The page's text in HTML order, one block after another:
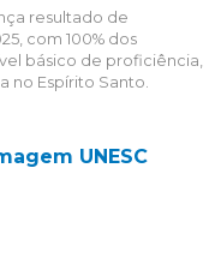
resultado de
com 100% dos
básico de proficiência,
no Espírito Santo.
UNESC